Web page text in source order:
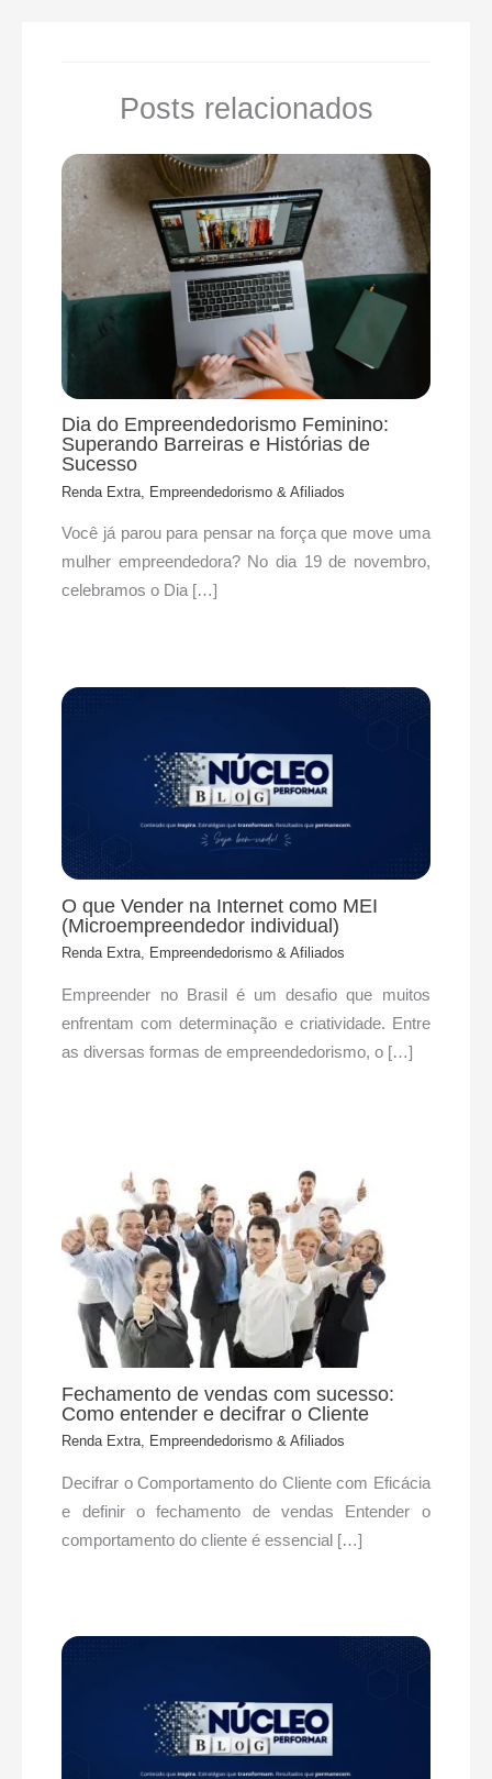
Posts relacionados
Dia do Empreendedorismo Feminino:
Superando Barreiras e Histórias de
Sucesso
Renda Extra, Empreendedorismo & Afiliados
Você já parou para pensar na força que move uma
mulher empreendedora? No dia 19 de novembro,
celebramos o Dia […]
O que Vender na Internet como MEI
(Microempreendedor individual)
Renda Extra, Empreendedorismo & Afiliados
Empreender no Brasil é um desafio que muitos
enfrentam com determinação e criatividade. Entre
as diversas formas de empreendedorismo, o […]
Fechamento de vendas com sucesso:
Como entender e decifrar o Cliente
Renda Extra, Empreendedorismo & Afiliados
Decifrar o Comportamento do Cliente com Eficácia
e definir o fechamento de vendas Entender o
comportamento do cliente é essencial […]